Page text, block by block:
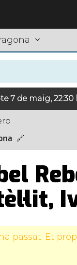
7 de maig, 22:30
passat. Et